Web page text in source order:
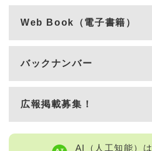
Web Book（電子書籍）
バックナンバー
広報掲載募集！
AI（人工知能）は